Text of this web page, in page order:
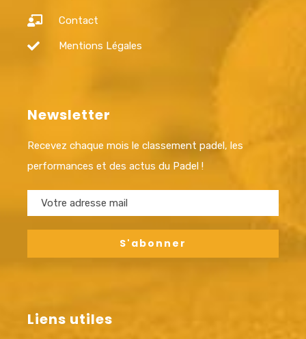
Contact
Mentions Légales
Newsletter
Recevez chaque mois le classement padel, les
performances et des actus du Padel !
Liens utiles